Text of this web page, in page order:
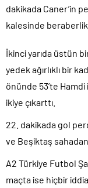
dakikada Caner’in
kalesinde beraberlik
İkinci yarıda üstün
yedek ağırlıklı bir
önünde 53’te
ikiye çıkarttı.
22. dakikada gol
ve Beşiktaş sahadan
A2 Türkiye Futbol
maçta ise hiçbir